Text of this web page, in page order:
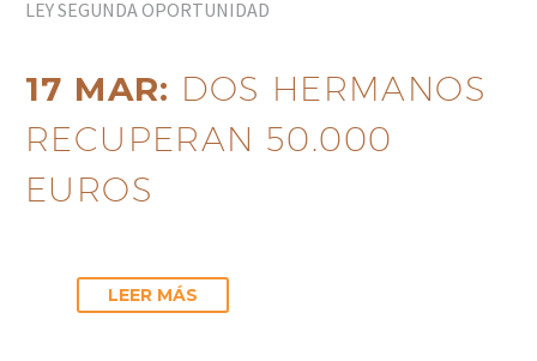
LEY SEGUNDA OPORTUNIDAD
17 MAR: DOS HERMANOS
RECUPERAN 50.000
EUROS
LEER MÁS